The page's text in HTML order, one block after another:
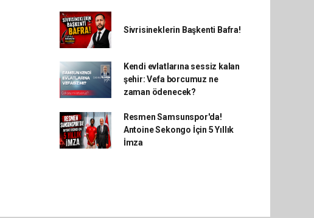
Sivrisineklerin Başkenti Bafra!
Kendi evlatlarına sessiz kalan
şehir: Vefa borcumuz ne
zaman ödenecek?
Resmen Samsunspor'da!
Antoine Sekongo İçin 5 Yıllık
İmza